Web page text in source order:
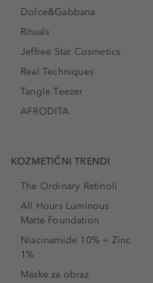
Dolce&Gabbana
Rituals
Jeffree Star Cosmetics
Real Techniques
Tangle Teezer
AFRODITA
KOZMETIČNI TRENDI
The Ordinary Retinoli
All Hours Luminous
Matte Foundation
Niacinamide 10% + Zinc
1%
Maske za obraz